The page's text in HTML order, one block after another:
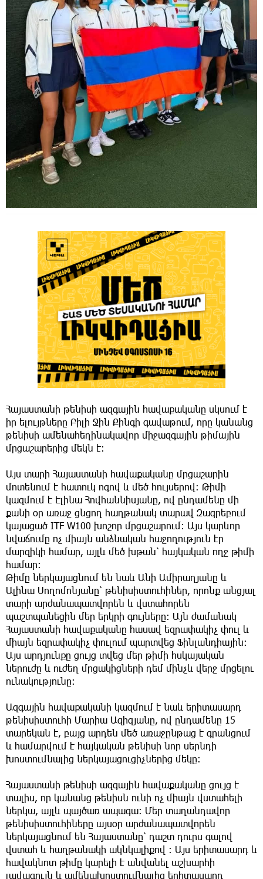
Հայաստանի թենիսի ազգային հավաքականը սկսում է
իր ելույթները Բիլի Ջին Քինգի գավաթում, որը կանանց
թենիսի ամենահեղինակավոր միջազգային թիմային
մրցաշարերից մեկն է։
Այս տարի Հայաստանի հավաքականը մրցաշարին
մոտենում է հատուկ ոգով և մեծ հույսերով։ Թիմի
կազմում է Էլինա Հովհաննիսյանը, ով ընդամենը մի
քանի օր առաջ ցնցող հաղթանակ տարավ Զագրեբում
կայացած ITF W100 խոշոր մրցաշարում։ Այս կարևոր
նվաճումը ոչ միայն անձնական հաջողություն էր
մարզիկի համար, այլև մեծ խթան՝ հայկական ողջ թիմի
համար:
Թիմը ներկայացնում են նաև Անի Ամիրաղյանը և
Ալինա Սողոմոնյանը՝ թենիսիստուհիներ, որոնք անցյալ
տարի արժանապատվորեն և վստահորեն
պաշտպանեցին մեր երկրի գույները։ Այն ժամանակ
Հայաստանի հավաքականը հասավ եզրափակիչ փուլ և
միայն եզրափակիչ փուլում պարտվեց Ֆինլանդիային։
Այս արդյունքը ցույց տվեց մեր թիմի հսկայական
ներուժը և ուժեղ մրցակիցների դեմ մինչև վերջ մրցելու
ունակությունը։
Ազգային հավաքականի կազմում է նաև երիտասարդ
թենիսիստուհի Մարիա Ազիզյանը, ով ընդամենը 15
տարեկան է, բայց արդեն մեծ առաջընթաց է գրանցում
և համարվում է հայկական թենիսի նոր սերնդի
խոստումնալից ներկայացուցիչներից մեկը։
Հայաստանի թենիսի ազգային հավաքականը ցույց է
տալիս, որ կանանց թենիսն ունի ոչ միայն վստահելի
ներկա, այլև պայծառ ապագա։ Մեր տաղանդավոր
թենիսիստուհիները այսօր արժանապատվորեն
ներկայացնում են Հայաստանը՝ դաշտ դուրս գալով
վստահ և հաղթանակի ակնկալիքով ։ Այս երիտասարդ և
հավակնոտ թիմը կարելի է անվանել աշխարհի
լավագույն և ամենախոստումնալից երիտասարդ